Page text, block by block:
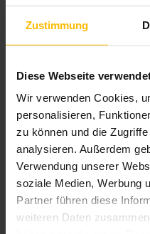
Zustimmung
Diese Webseite
Wir verwenden Cookies,
personalisieren,
zu können und die
analysieren. Außerdem
Verwendung unserer
soziale Medien, Werbung
Partner führen diese
weiteren Daten
Sonnenschutz um
Veröffentlicht
am
25. September 2017
WAREMA Fenster-Markisen
Glasflächen und sind dabei
verhindert die Führung direkt
Lichteinfälle. Ein weiteres